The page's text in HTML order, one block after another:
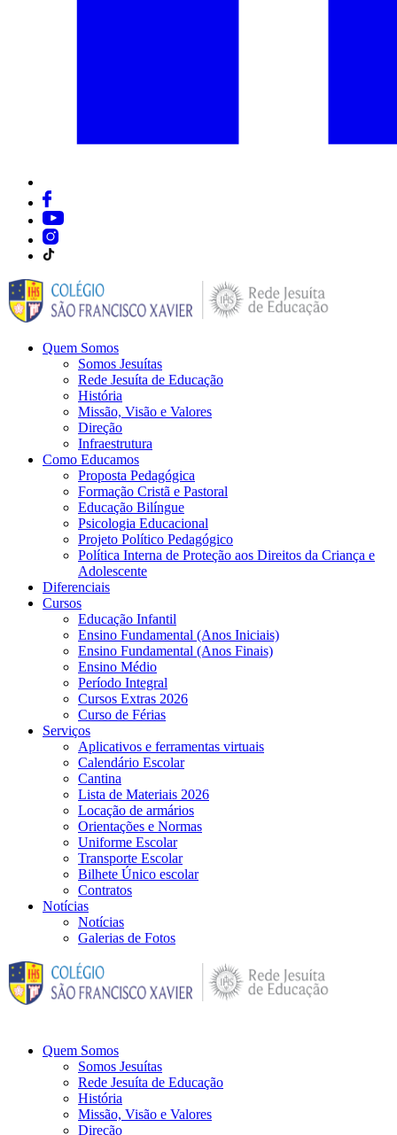
Quem Somos
Somos Jesuítas
Rede Jesuíta de Educação
História
Missão, Visão e Valores
Direção
Infraestrutura
Como Educamos
Proposta Pedagógica
Formação Cristã e Pastoral
Educação Bilíngue
Psicologia Educacional
Projeto Político Pedagógico
Política Interna de Proteção aos Direitos da Criança e
Adolescente
Diferenciais
Cursos
Educação Infantil
Ensino Fundamental (Anos Iniciais)
Ensino Fundamental (Anos Finais)
Ensino Médio
Período Integral
Cursos Extras 2026
Curso de Férias
Serviços
Aplicativos e ferramentas virtuais
Calendário Escolar
Cantina
Lista de Materiais 2026
Locação de armários
Orientações e Normas
Uniforme Escolar
Transporte Escolar
Bilhete Único escolar
Contratos
Notícias
Notícias
Galerias de Fotos
Quem Somos
Somos Jesuítas
Rede Jesuíta de Educação
História
Missão, Visão e Valores
Direção